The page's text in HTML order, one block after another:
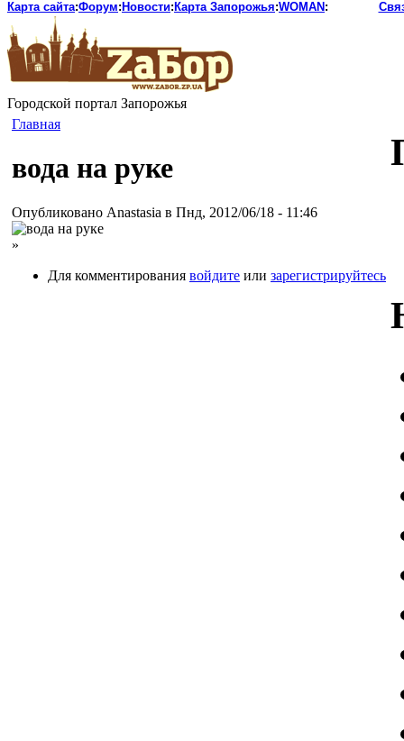
Карта сайта:Форум: Новости: Карта Запорожья:WOMAN :
Городской портал Запорожья
Главная
вода на руке
Опубликовано Anastasia в Пнд, 2012/06/18 - 11:46
»
Для комментирования войдите или зарегистрируйтесь